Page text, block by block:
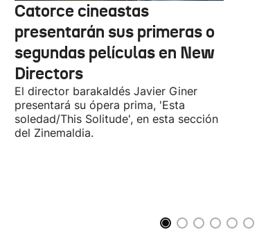
Catorce cineastas
presentarán sus primeras o
segundas películas en New
Directors
El director barakaldés Javier Giner
presentará su ópera prima, 'Esta
soledad/This Solitude', en esta sección
del Zinemaldia.